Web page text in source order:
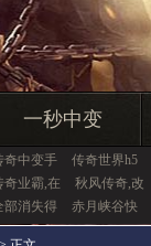
一秒中变
奇中变手 传奇世界h5
奇业霸,在 秋风传奇,改
部消失得 赤月峡谷快